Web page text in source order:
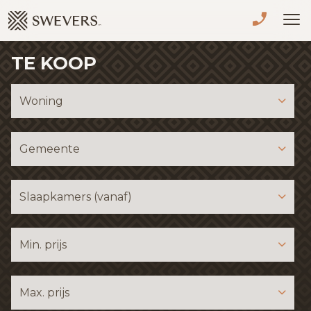
TE KOOP
TE HUUR
OVER ONS
VASTGOEDCAFÉ
TE KOOP
Woning
Gemeente
Slaapkamers (vanaf)
Min. prijs
Max. prijs